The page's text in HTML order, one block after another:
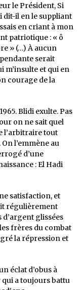
le Président, Si
dit-il en le suppliant
en criant à mon
patriotique : « ô
» (…) À aucun
serait
m’insulte et qui en
courage de la
Blidi exulte. Pas
on ne sait quel
l’arbitraire tout
l’emmène au
d’une
: El Hadi
satisfaction, et
régulièrement
glissées
frères du combat
la répression et
éclat d’obus à
a toujours battu